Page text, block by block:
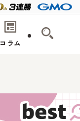
コラム